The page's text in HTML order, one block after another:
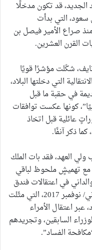
الجديد، قد تكون مدخلًا
التي بدأت
صراع الأمير فيصل بن
القرن العشرين.
شكّلت مؤشرًا قويًا
التي دخلتها البلاد،
في حقبة ما قبل
كونها عكست توافقات
عائلية قبل اتخاذ
ذكر آنفًا.
العهد، فقد بات الملك
مع تهميشٍ ملحوظ لباقي
في اعتقالات فندق
الريتز كارلتون في الرياض في تشرين الثاني/ نوفمبر 2017، التي مثّلت
اعتقال الأمراء
السابقين، وتجريدهم
الفساد”.